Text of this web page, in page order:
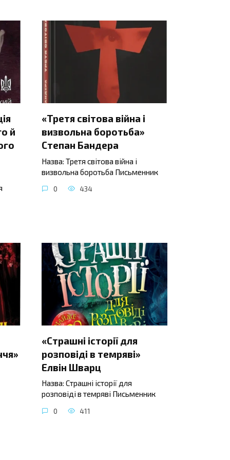
й
«Третя світова війна і
визвольна боротьба»
Степан Бандера
Назва: Третя світова війна і
визвольна боротьба Письменник
0 434
«Страшні історії для
розповіді в темряві»
Елвін Шварц
Назва: Страшні історії для
розповіді в темряві Письменник
0 411